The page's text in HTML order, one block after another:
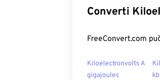
Converti
FreeConvert.com
Kiloelectronvolts A
gigajoules